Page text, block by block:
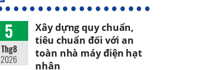
5
Thg8
2026
Xây dựng quy chuẩn,
tiêu chuẩn đối với an
toàn nhà máy điện hạt
nhân